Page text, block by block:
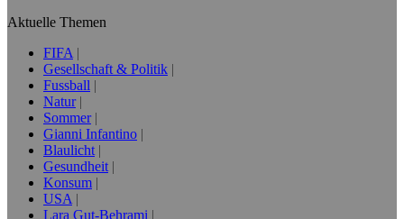
Aktuelle Themen
FIFA
Gesellschaft & Politik
Fussball
Natur
Sommer
Gianni Infantino
Blaulicht
Gesundheit
Konsum
USA
Lara Gut-Behrami